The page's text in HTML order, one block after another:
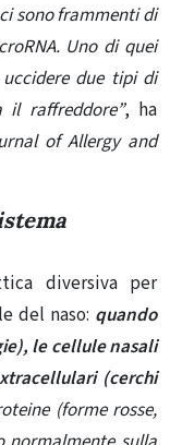
sono frammenti di
Uno di quei
due tipi di
il raffreddore”, ha
of Allergy and
diversiva per
del naso: quando
le cellule nasali
(cerchi
​​(forme rosse,